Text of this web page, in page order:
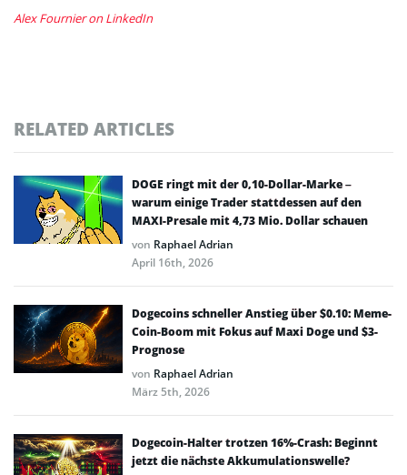
Alex Fournier on LinkedIn
RELATED ARTICLES
DOGE ringt mit der 0,10-Dollar-Marke –
warum einige Trader stattdessen auf den
MAXI-Presale mit 4,73 Mio. Dollar schauen
von Raphael Adrian
April 16th, 2026
Dogecoins schneller Anstieg über $0.10: Meme-
Coin-Boom mit Fokus auf Maxi Doge und $3-
Prognose
von Raphael Adrian
März 5th, 2026
Dogecoin-Halter trotzen 16%-Crash: Beginnt
jetzt die nächste Akkumulationswelle?